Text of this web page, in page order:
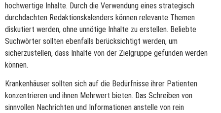
hochwertige Inhalte. Durch die Verwendung eines strategisch
durchdachten Redaktionskalenders können relevante Themen
diskutiert werden, ohne unnötige Inhalte zu erstellen. Beliebte
Suchwörter sollten ebenfalls berücksichtigt werden, um
sicherzustellen, dass Inhalte von der Zielgruppe gefunden werden
können.
Krankenhäuser sollten sich auf die Bedürfnisse ihrer Patienten
konzentrieren und ihnen Mehrwert bieten. Das Schreiben von
sinnvollen Nachrichten und Informationen anstelle von rein